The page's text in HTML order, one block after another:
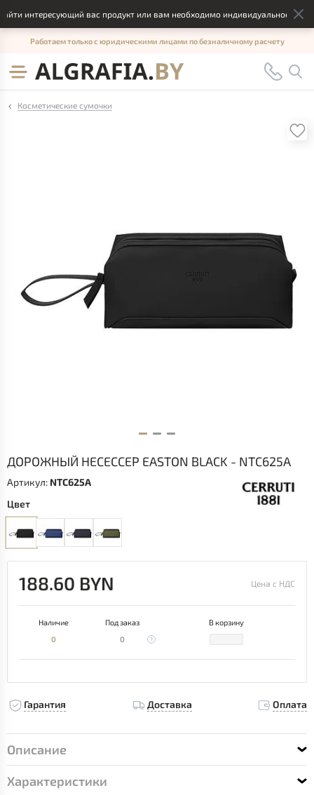
интересующий вас продукт или вам необходимо индивидуальное
Работаем только с юридическими лицами по безналичному расчету
Косметические сумочки
ДОРОЖНЫЙ НЕСЕССЕР EASTON BLACK - NTC625A
Артикул: NTC625A
Цвет
188.60 BYN Цена с НДС
Наличие Под заказ
В корзину
0
0
Гарантия Доставка Оплата
Описание
Характеристики